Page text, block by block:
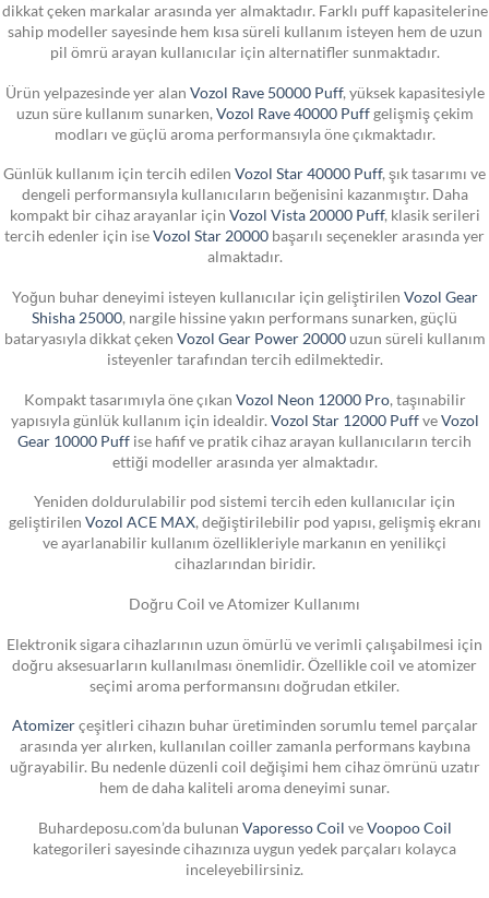
dikkat çeken markalar arasında yer almaktadır. Farklı puff kapasitelerine
sahip modeller sayesinde hem kısa süreli kullanım isteyen hem de uzun
pil ömrü arayan kullanıcılar için alternatifler sunmaktadır.
Ürün yelpazesinde yer alan Vozol Rave 50000 Puff, yüksek kapasitesiyle
uzun süre kullanım sunarken, Vozol Rave 40000 Puffgelişmiş çekim
modları ve güçlü aroma performansıyla öne çıkmaktadır.
Günlük kullanım için tercih edilen Vozol Star 40000 Puff, şık tasarımı ve
dengeli performansıyla kullanıcıların beğenisini kazanmıştır. Daha
kompakt bir cihaz arayanlar için Vozol Vista 20000 Puff, klasik serileri
tercih edenler için iseVozol Star 20000 başarılı seçenekler arasında yer
almaktadır.
Yoğun buhar deneyimi isteyen kullanıcılar için geliştirilen Vozol Gear
Shisha 25000 , nargile hissine yakın performans sunarken, güçlü
bataryasıyla dikkat çeken Vozol Gear Power 20000uzun süreli kullanım
isteyenler tarafından tercih edilmektedir.
Kompakt tasarımıyla öne çıkan Vozol Neon 12000 Pro, taşınabilir
yapısıyla günlük kullanım için idealdir. Vozol Star 12000 PuffveVozol
Gear 10000 Puff ise hafif ve pratik cihaz arayan kullanıcıların tercih
ettiği modeller arasında yer almaktadır.
Yeniden doldurulabilir pod sistemi tercih eden kullanıcılar için
geliştirilen Vozol ACE MAX, değiştirilebilir pod yapısı, gelişmiş ekranı
ve ayarlanabilir kullanım özellikleriyle markanın en yenilikçi
cihazlarından biridir.
Doğru Coil ve Atomizer Kullanımı
Elektronik sigara cihazlarının uzun ömürlü ve verimli çalışabilmesi için
doğru aksesuarların kullanılması önemlidir. Özellikle coil ve atomizer
seçimi aroma performansını doğrudan etkiler.
Atomizerçeşitleri cihazın buhar üretiminden sorumlu temel parçalar
arasında yer alırken, kullanılan coiller zamanla performans kaybına
uğrayabilir. Bu nedenle düzenli coil değişimi hem cihaz ömrünü uzatır
hem de daha kaliteli aroma deneyimi sunar.
Buhardeposu.com’da bulunan Vaporesso Coil veVoopoo Coil
kategorileri sayesinde cihazınıza uygun yedek parçaları kolayca
inceleyebilirsiniz.